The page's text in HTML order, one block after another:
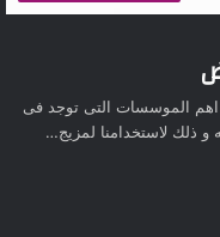
الموسسات التى توجد فى
ذلك لاستخدامنا لمزيج…